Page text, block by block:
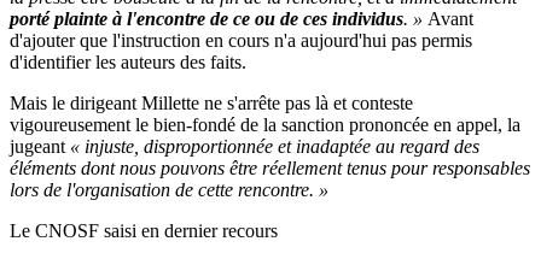
porté plainte à l'encontre de ce ou de ces individus. » Avant
d'ajouter que l'instruction en cours n'a aujourd'hui pas permis
d'identifier les auteurs des faits.
Mais le dirigeant Millette ne s'arrête pas là et conteste
vigoureusement le bien-fondé de la sanction prononcée en appel, la
jugeant « injuste, disproportionnée et inadaptée au regard des
éléments dont nous pouvons être réellement tenus pour responsables
lors de l'organisation de cette rencontre. »
Le CNOSF saisi en dernier recours